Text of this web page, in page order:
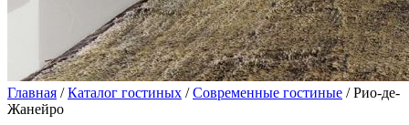
Главная /Каталог гостиных /Современные гостиные / Рио-де-
Жанейро